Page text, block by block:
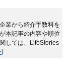
業から紹介手数料を
本記事の内容や順位
しては、LifeStories
)